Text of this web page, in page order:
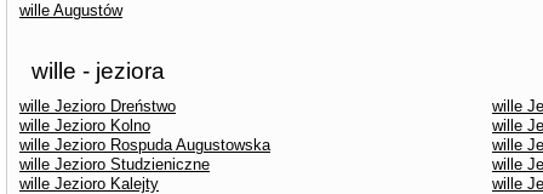
wille Augustów
wille - jeziora
wille Jezioro Dreństwo
wille
wille Jezioro Kolno
wille
wille Jezioro Rospuda Augustowska
wille
wille Jezioro Studzieniczne
wille
wille Jezioro Kalejty
wille